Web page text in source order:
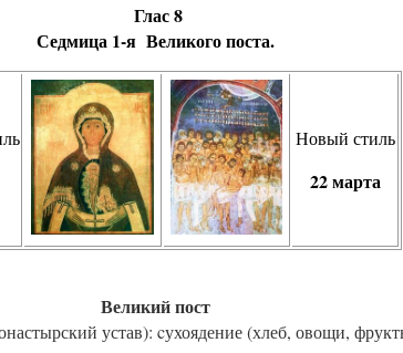
Глас 8
Сед­ми­ца 1-я Ве­ли­ко­го пос­та.
Новый стиль
22 марта
Ве­ли­кий пост
ус­тав): cу­хо­яде­ние (хлеб, ово­щи,